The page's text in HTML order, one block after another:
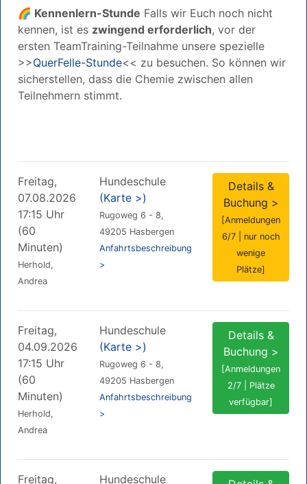
🌈 Kennenlern-Stunde Falls wir Euch noch nicht
kennen, ist es zwingend erforderlich, vor der
ersten TeamTraining-Teilnahme unsere spezielle
>>QuerFelle-Stunde<< zu besuchen. So können wir
sicherstellen, dass die Chemie zwischen allen
Teilnehmern stimmt.
Freitag,
07.08.2026
17:15 Uhr
(60
Minuten)
Herhold,
Andrea
Hundeschule
(Karte >)
Rugoweg 6 - 8,
49205 Hasbergen
Anfahrtsbeschreibung
>
Details &
Buchung >
[Anmeldungen
6/7 | nur noch
wenige
Plätze]
Freitag,
04.09.2026
17:15 Uhr
(60
Minuten)
Herhold,
Andrea
Hundeschule
(Karte >)
Rugoweg 6 - 8,
49205 Hasbergen
Anfahrtsbeschreibung
>
Details &
Buchung >
[Anmeldungen
2/7 | Plätze
verfügbar]
Freitag, Hundeschule